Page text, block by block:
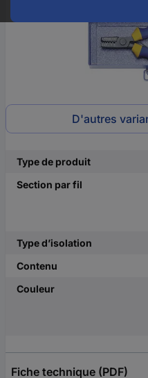
D'autres
Type de produit
Section par fil
Type d’isolation
Contenu
Couleur
Fiche technique (PDF)